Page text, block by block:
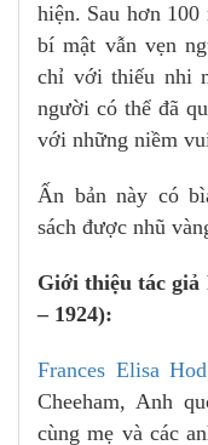
hiện. Sau hơn
bí mật vẫn vẹn
chỉ với thiếu nhi
người có thể đã
với những niềm
Ấn bản này có
sách được nhũ
Giới thiệu tác giả
– 1924):
Frances Elisa
Cheeham, Anh
cùng mẹ và các